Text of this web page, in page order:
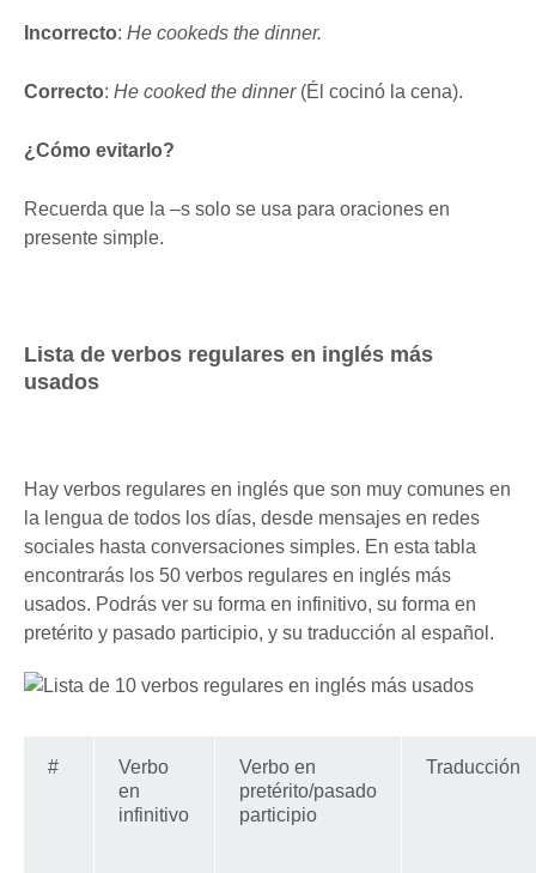
Incorrecto: He cookeds the dinner.
Correcto: He cooked the dinner (Él cocinó la cena).
¿Cómo evitarlo?
Recuerda que la –s solo se usa para oraciones en
presente simple.
Lista de verbos regulares en inglés más
usados
Hay verbos regulares en inglés que son muy comunes en
la lengua de todos los días, desde mensajes en redes
sociales hasta conversaciones simples. En esta tabla
encontrarás los 50 verbos regulares en inglés más
usados. Podrás ver su forma en infinitivo, su forma en
pretérito y pasado participio, y su traducción al español.
#
Verbo
en
infinitivo
Verbo en
pretérito/pasado
participio
Traducción